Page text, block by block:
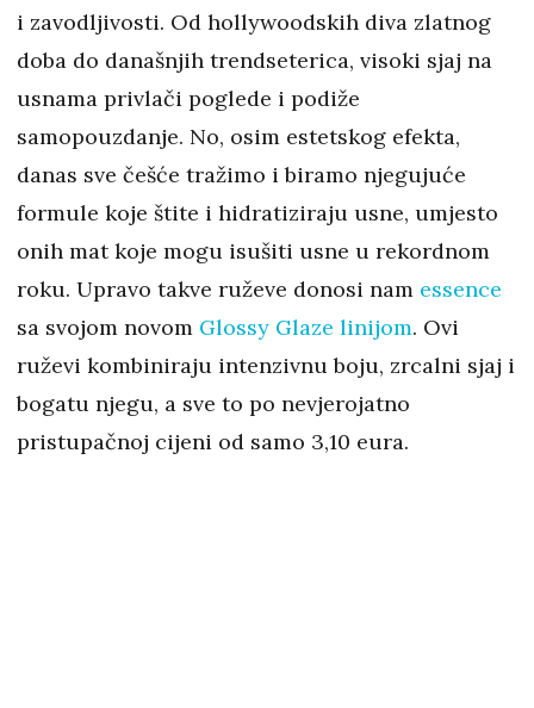
i zavodljivosti. Od hollywoodskih diva zlatnog
doba do današnjih trendseterica, visoki sjaj na
usnama privlači poglede i podiže
samopouzdanje. No, osim estetskog efekta,
danas sve češće tražimo i biramo njegujuće
formule koje štite i hidratiziraju usne, umjesto
onih mat koje mogu isušiti usne u rekordnom
roku. Upravo takve ruževe donosi nam essence
sa svojom novom Glossy Glaze linijom. Ovi
ruževi kombiniraju intenzivnu boju, zrcalni sjaj i
bogatu njegu, a sve to po nevjerojatno
pristupačnoj cijeni od samo 3,10 eura.